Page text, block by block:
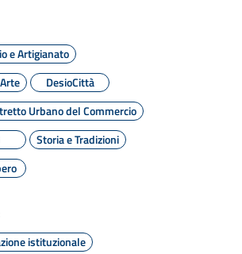
e Artigianato
DesioCittà
Urbano del Commercio
Storia e Tradizioni
istituzionale